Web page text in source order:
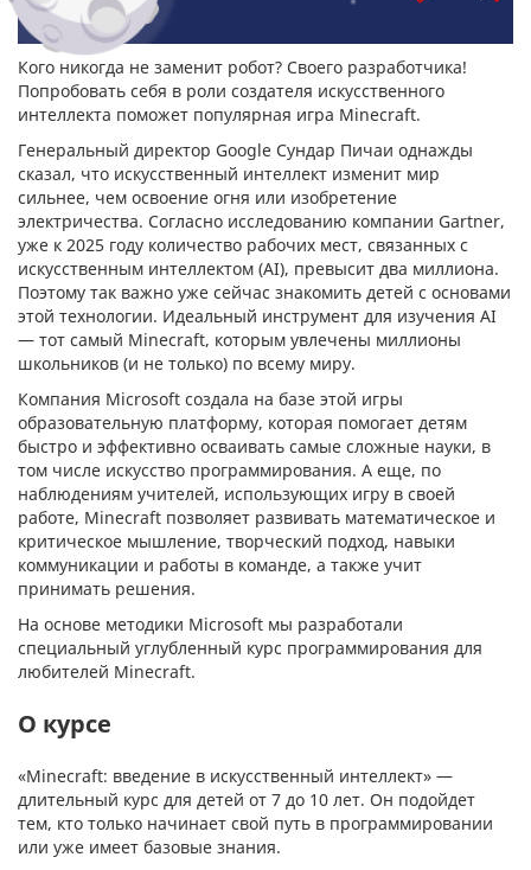
Кого никогда не заменит робот? Своего разработчика!
Попробовать себя в роли создателя искусственного
интеллекта поможет популярная игра Minecraft.
Генеральный директор Google Сундар Пичаи однажды
сказал, что искусственный интеллект изменит мир
сильнее, чем освоение огня или изобретение
электричества. Согласно исследованию компании Gartner,
уже к 2025 году количество рабочих мест, связанных с
искусственным интеллектом (AI), превысит два миллиона.
Поэтому так важно уже сейчас знакомить детей с основами
этой технологии. Идеальный инструмент для изучения AI
— тот самый Minecraft, которым увлечены миллионы
школьников (и не только) по всему миру.
Компания Microsoft создала на базе этой игры
образовательную платформу, которая помогает детям
быстро и эффективно осваивать самые сложные науки, в
том числе искусство программирования. А еще, по
наблюдениям учителей, использующих игру в своей
работе, Minecraft позволяет развивать математическое и
критическое мышление, творческий подход, навыки
коммуникации и работы в команде, а также учит
принимать решения.
На основе методики Microsoft мы разработали
специальный углубленный курс программирования для
любителей Minecraft.
О курсе
«Minecraft: введение в искусственный интеллект» —
длительный курс для детей от 7 до 10 лет. Он подойдет
тем, кто только начинает свой путь в программировании
или уже имеет базовые знания.